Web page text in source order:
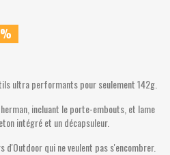
ultra performants pour seulement 142g.
incluant le porte-embouts, et lame
intégré et un décapsuleur.
qui ne veulent pas s'encombrer.